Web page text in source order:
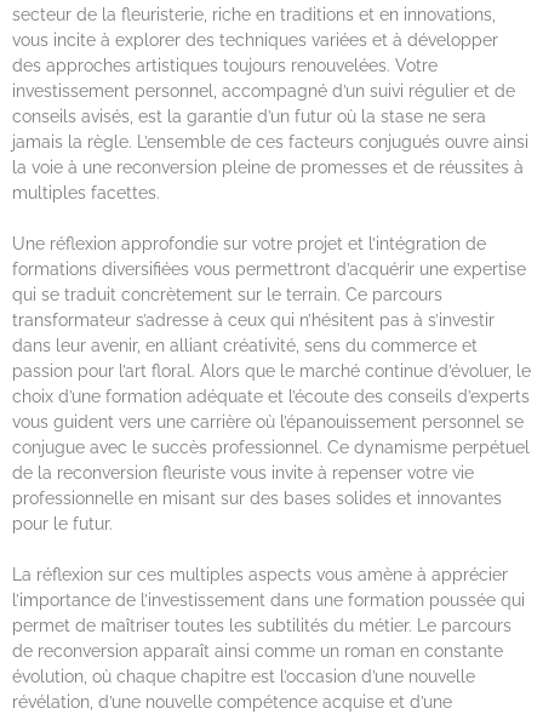
secteur de la fleuristerie, riche en traditions et en innovations,
vous incite à explorer des techniques variées et à développer
des approches artistiques toujours renouvelées. Votre
investissement personnel, accompagné d’un suivi régulier et de
conseils avisés, est la garantie d’un futur où la stase ne sera
jamais la règle. L’ensemble de ces facteurs conjugués ouvre ainsi
la voie à une reconversion pleine de promesses et de réussites à
multiples facettes.
Une réflexion approfondie sur votre projet et l’intégration de
formations diversifiées vous permettront d’acquérir une expertise
qui se traduit concrètement sur le terrain. Ce parcours
transformateur s’adresse à ceux qui n’hésitent pas à s’investir
dans leur avenir, en alliant créativité, sens du commerce et
passion pour l’art floral. Alors que le marché continue d’évoluer, le
choix d’une formation adéquate et l’écoute des conseils d’experts
vous guident vers une carrière où l’épanouissement personnel se
conjugue avec le succès professionnel. Ce dynamisme perpétuel
de la reconversion fleuriste vous invite à repenser votre vie
professionnelle en misant sur des bases solides et innovantes
pour le futur.
La réflexion sur ces multiples aspects vous amène à apprécier
l’importance de l’investissement dans une formation poussée qui
permet de maîtriser toutes les subtilités du métier. Le parcours
de reconversion apparaît ainsi comme un roman en constante
évolution, où chaque chapitre est l’occasion d’une nouvelle
révélation, d’une nouvelle compétence acquise et d’une